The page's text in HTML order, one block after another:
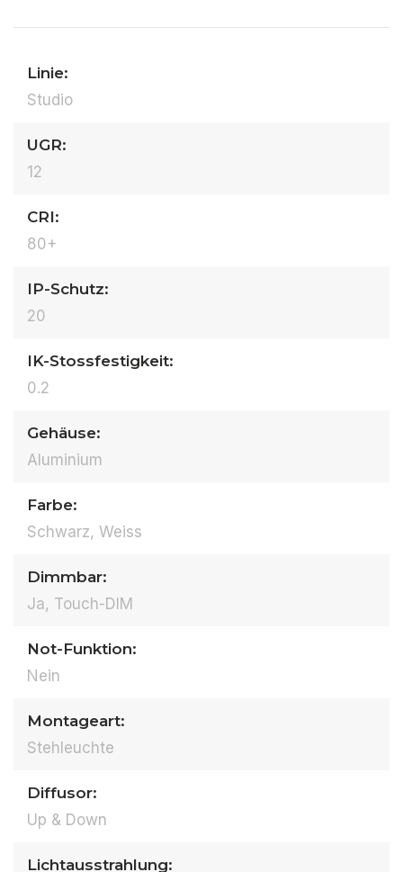
Linie:
Studio
UGR:
12
CRI:
80+
IP-Schutz:
20
IK-Stossfestigkeit:
0.2
Gehäuse:
Aluminium
Farbe:
Schwarz, Weiss
Dimmbar:
Ja, Touch-DIM
Not-Funktion:
Nein
Montageart:
Stehleuchte
Diffusor:
Up & Down
Lichtausstrahlung: